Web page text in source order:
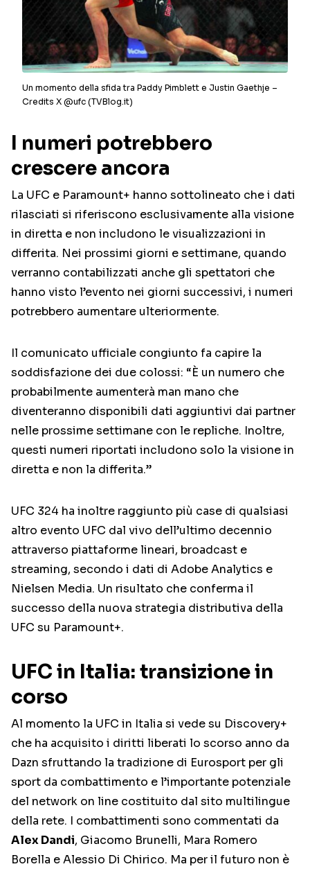
Un momento della sfida tra Paddy Pimblett e Justin Gaethje –
Credits X @ufc (TVBlog.it)
I numeri potrebbero
crescere ancora
La UFC e Paramount+ hanno sottolineato che i dati
rilasciati si riferiscono esclusivamente alla visione
in diretta e non includono le visualizzazioni in
differita. Nei prossimi giorni e settimane, quando
verranno contabilizzati anche gli spettatori che
hanno visto l’evento nei giorni successivi, i numeri
potrebbero aumentare ulteriormente.
Il comunicato ufficiale congiunto fa capire la
soddisfazione dei due colossi: “È un numero che
probabilmente aumenterà man mano che
diventeranno disponibili dati aggiuntivi dai partner
nelle prossime settimane con le repliche. Inoltre,
questi numeri riportati includono solo la visione in
diretta e non la differita.”
UFC 324 ha inoltre raggiunto più case di qualsiasi
altro evento UFC dal vivo dell’ultimo decennio
attraverso piattaforme lineari, broadcast e
streaming, secondo i dati di Adobe Analytics e
Nielsen Media. Un risultato che conferma il
successo della nuova strategia distributiva della
UFC su Paramount+.
UFC in Italia: transizione in
corso
Al momento la UFC in Italia si vede su Discovery+
che ha acquisito i diritti liberati lo scorso anno da
Dazn sfruttando la tradizione di Eurosport per gli
sport da combattimento e l’importante potenziale
del network on line costituito dal sito multilingue
della rete. I combattimenti sono commentati da
Alex Dandi, Giacomo Brunelli, Mara Romero
Borella e Alessio Di Chirico. Ma per il futuro non è